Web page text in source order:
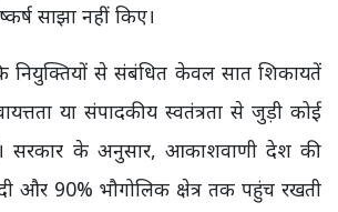
साझा नहीं किए।
नियुक्तियों से संबंधित केवल सात शिकायतें
या संपादकीय स्वतंत्रता से जुड़ी कोई
सरकार के अनुसार, आकाशवाणी देश की
और 90% भौगोलिक क्षेत्र तक पहुंच रखती